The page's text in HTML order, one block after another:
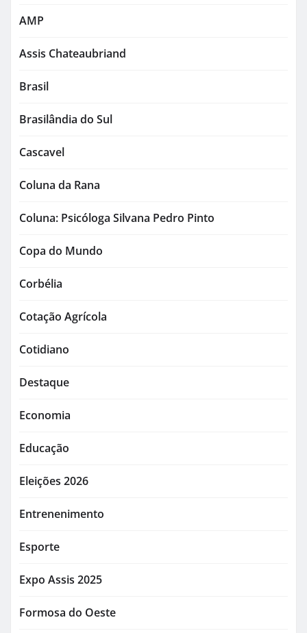
AMP
Assis Chateaubriand
Brasil
Brasilândia do Sul
Cascavel
Coluna da Rana
Coluna: Psicóloga Silvana Pedro Pinto
Copa do Mundo
Corbélia
Cotação Agrícola
Cotidiano
Destaque
Economia
Educação
Eleições 2026
Entrenenimento
Esporte
Expo Assis 2025
Formosa do Oeste